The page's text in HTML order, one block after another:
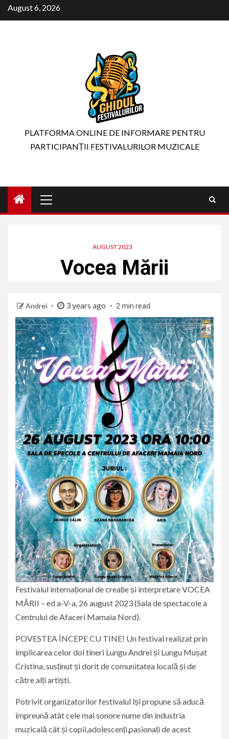
Skip
to
August 6, 2026
PLATFORMA ONLINE DE INFORMARE PENTRU
PARTICIPANȚII FESTIVALURILOR MUZICALE
Menu
AUGUST 2023
Vocea Mării
Andrei 3 years ago 2 min read
Festivalul internațional de creație și interpretare VOCEA
MĂRII – ed a-V-a, 26 august 2023 (Sala de spectacole a
Centrului de Afaceri Mamaia Nord).
POVESTEA ÎNCEPE CU TINE! Un festival realizat prin
implicarea celor doi tineri Lungu Andrei și Lungu Mușat
Cristina, susținut și dorit de comunitatea locală și de
către alți artiști.
Potrivit organizatorilor festivalul își propune să aducă
împreună atât cele mai sonore nume din industria
muzicală cât și copii,adolescenți,pasionați de acest